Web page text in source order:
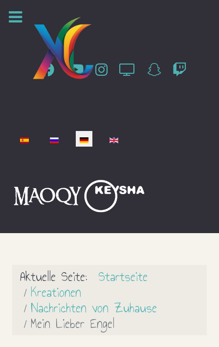
Sprache auswählen
Aktuelle Seite: Startseite
Kreationen
Nachrichten von Zuhause
Mein Lieber Engel